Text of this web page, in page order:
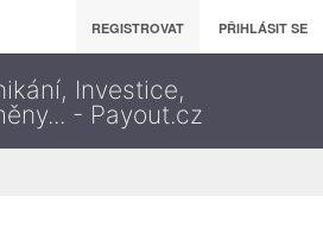
REGISTROVAT PŘIHLÁSIT SE